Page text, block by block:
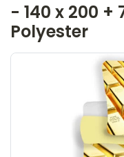
- 140 x 200 +
Polyester